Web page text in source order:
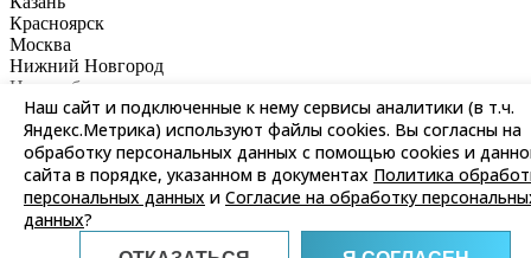
Наш сайт и подключенные к нему сервисы аналитики (в т.ч.
Яндекс.Метрика) используют файлы cookies. Вы согласны на
обработку персональных данных с помощью cookies и
сайта в порядке, указанном в документах Политика
персональных данных и Согласие на обработку
данных?
Красноярск
Москва
Нижний Новгород
Новосибирск
Омск
Пермь
Ростов-на-Дону
Самара
Санкт-Петербург
Саратов
Уфа